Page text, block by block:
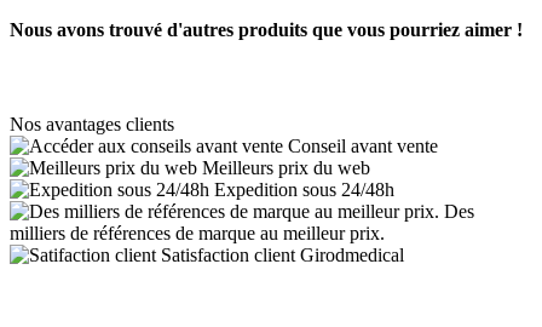
Nous avons trouvé d'autres produits que vous pourriez aimer !
Nos avantages clients
Conseil avant vente
Meilleurs prix du web
Expedition sous 24/48h
Des
milliers de références de marque au meilleur prix.
Satisfaction client Girodmedical